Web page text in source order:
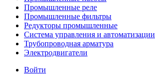
Промышленные реле
Промышленные фильтры
Редукторы промышленные
Система управления и автоматизации
Трубопроводная арматура
Электродвигатели
Войти